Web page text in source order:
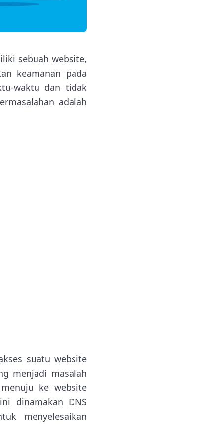
sebuah website,
keamanan pada
waktu dan tidak
adalah
suatu website
menjadi masalah
ke website
dinamakan DNS
menyelesaikan